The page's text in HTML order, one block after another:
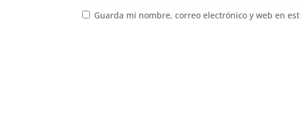
Guarda mi nombre, correo electrónico y web en